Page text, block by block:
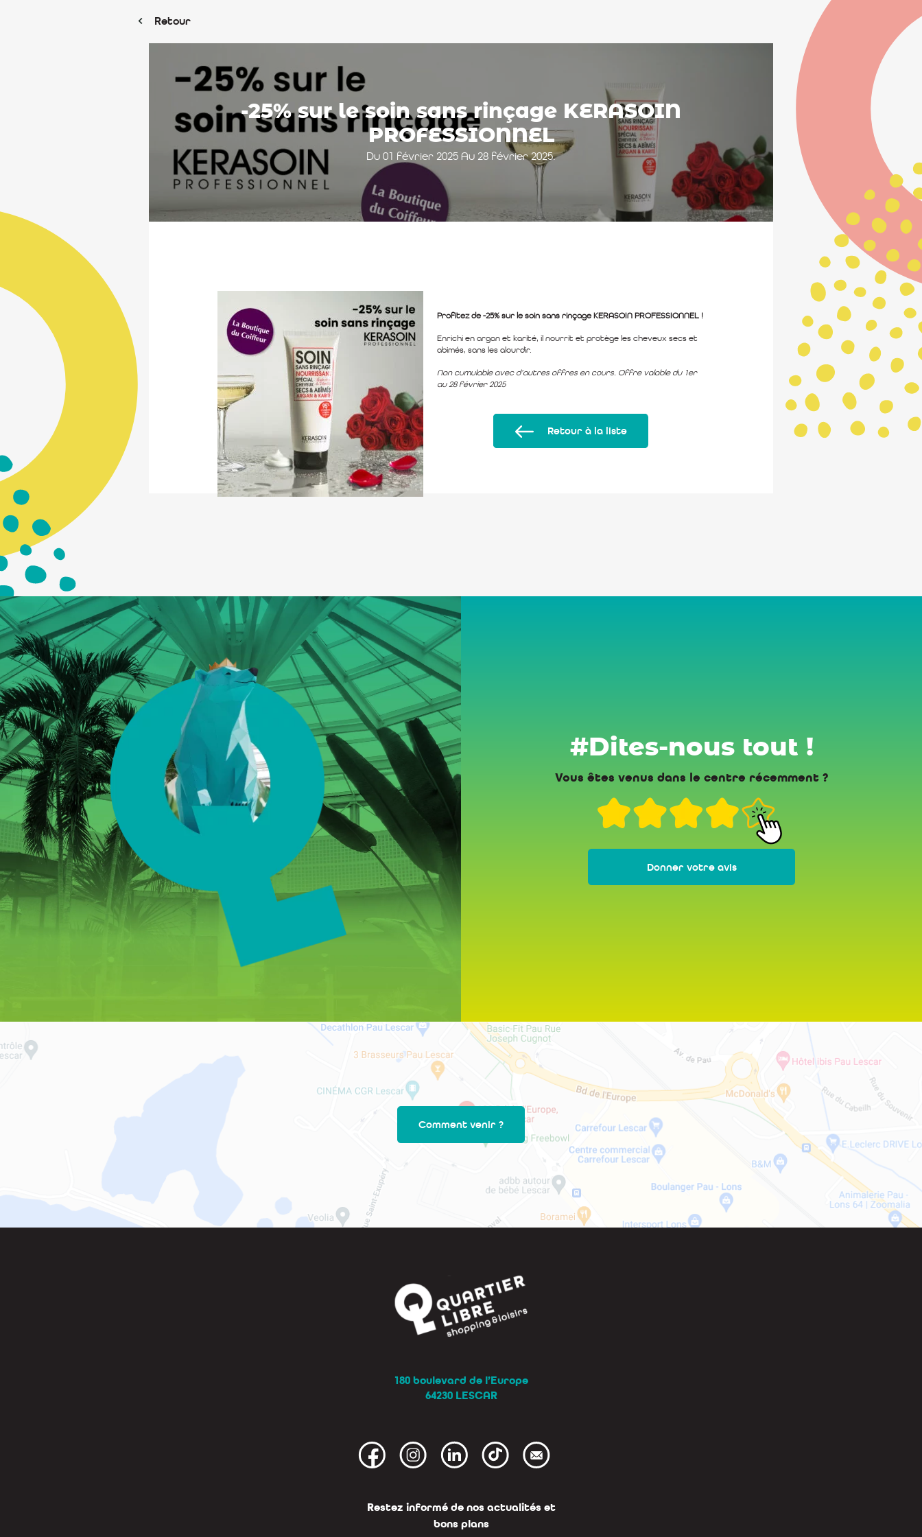
Retour
-25% sur le soin sans rinçage KERASOIN
PROFESSIONNEL
Du 01 février 2025 Au 28 février 2025.
Profitez de -25% sur le soin sans rinçage KERASOIN PROFESSIONNEL !
Enrichi en argan et karité, il nourrit et protège les cheveux secs et
abimés, sans les alourdir.
Non cumulable avec d’autres offres en cours. Offre valable du 1er
au 28 février 2025
Retour à la liste
#Dites-nous tout !
Vous êtes venus dans le centre récemment ?
Donner votre avis
Comment venir ?
180 boulevard de l’Europe
64230 LESCAR
Restez informé de nos actualités et
bons plans